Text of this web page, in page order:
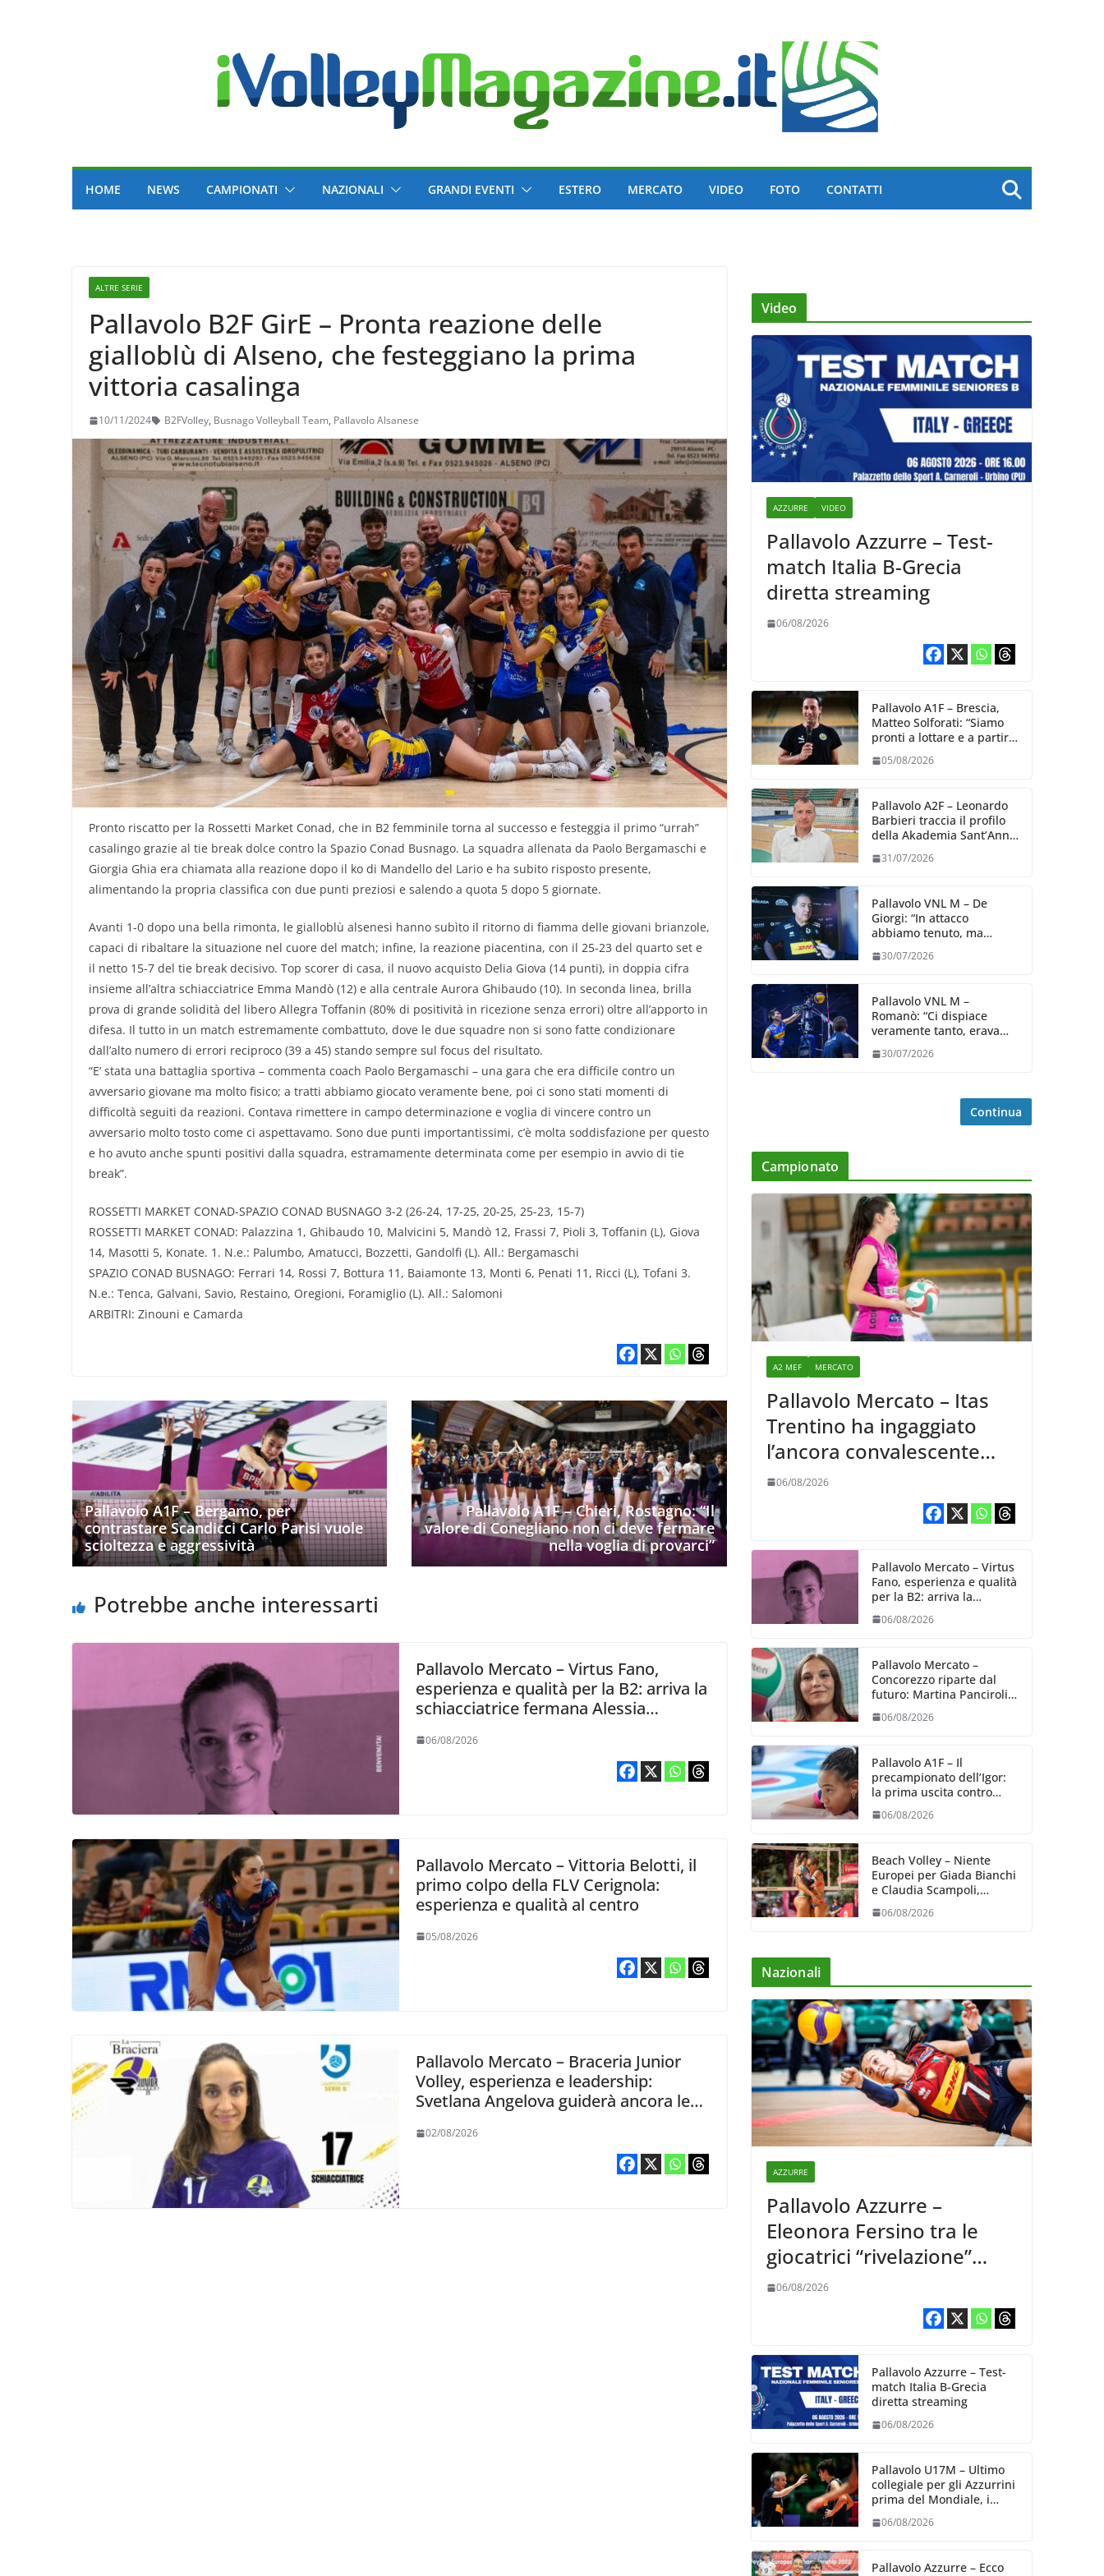
HOME NEWS CAMPIONATI NAZIONALI GRANDI EVENTI ESTERO MERCATO VIDEO FOTO CONTATTI
ALTRE SERIE
Pallavolo B2F GirE – Pronta reazione delle
gialloblù di Alseno, che festeggiano la prima
vittoria casalinga
10/11/2024 B2FVolley, Busnago Volleyball Team, Pallavolo Alsanese
Pronto riscatto per la Rossetti Market Conad, che in B2 femminile torna al successo e festeggia il primo “urrah”
casalingo grazie al tie break dolce contro la Spazio Conad Busnago. La squadra allenata da Paolo Bergamaschi e
Giorgia Ghia era chiamata alla reazione dopo il ko di Mandello del Lario e ha subito risposto presente,
alimentando la propria classifica con due punti preziosi e salendo a quota 5 dopo 5 giornate.
Avanti 1-0 dopo una bella rimonta, le gialloblù alsenesi hanno subìto il ritorno di fiamma delle giovani brianzole,
capaci di ribaltare la situazione nel cuore del match; infine, la reazione piacentina, con il 25-23 del quarto set e
il netto 15-7 del tie break decisivo. Top scorer di casa, il nuovo acquisto Delia Giova (14 punti), in doppia cifra
insieme all’altra schiacciatrice Emma Mandò (12) e alla centrale Aurora Ghibaudo (10). In seconda linea, brilla
prova di grande solidità del libero Allegra Toffanin (80% di positività in ricezione senza errori) oltre all’apporto in
difesa. Il tutto in un match estremamente combattuto, dove le due squadre non si sono fatte condizionare
dall’alto numero di errori reciproco (39 a 45) stando sempre sul focus del risultato.
“E’ stata una battaglia sportiva – commenta coach Paolo Bergamaschi – una gara che era difficile contro un
avversario giovane ma molto fisico; a tratti abbiamo giocato veramente bene, poi ci sono stati momenti di
difficoltà seguiti da reazioni. Contava rimettere in campo determinazione e voglia di vincere contro un
avversario molto tosto come ci aspettavamo. Sono due punti importantissimi, c’è molta soddisfazione per questo
e ho avuto anche spunti positivi dalla squadra, estramamente determinata come per esempio in avvio di tie
break”.
ROSSETTI MARKET CONAD-SPAZIO CONAD BUSNAGO 3-2 (26-24, 17-25, 20-25, 25-23, 15-7)
ROSSETTI MARKET CONAD: Palazzina 1, Ghibaudo 10, Malvicini 5, Mandò 12, Frassi 7, Pioli 3, Toffanin (L), Giova
14, Masotti 5, Konate. 1. N.e.: Palumbo, Amatucci, Bozzetti, Gandolfi (L). All.: Bergamaschi
SPAZIO CONAD BUSNAGO: Ferrari 14, Rossi 7, Bottura 11, Baiamonte 13, Monti 6, Penati 11, Ricci (L), Tofani 3.
N.e.: Tenca, Galvani, Savio, Restaino, Oregioni, Foramiglio (L). All.: Salomoni
ARBITRI: Zinouni e Camarda
Pallavolo A1F – Bergamo, per
contrastare Scandicci Carlo Parisi vuole
scioltezza e aggressività
Pallavolo A1F – Chieri, Rostagno: “Il
valore di Conegliano non ci deve fermare
nella voglia di provarci”
Potrebbe anche interessarti
Pallavolo Mercato – Virtus Fano,
esperienza e qualità per la B2: arriva la
schiacciatrice fermana Alessia
06/08/2026
Pallavolo Mercato – Vittoria Belotti, il
primo colpo della FLV Cerignola:
esperienza e qualità al centro
05/08/2026
Pallavolo Mercato – Braceria Junior
Volley, esperienza e leadership:
Svetlana Angelova guiderà ancora le
02/08/2026
Video
AZZURRE VIDEO
Pallavolo Azzurre – Test-
match Italia B-Grecia
diretta streaming
06/08/2026
Pallavolo A1F – Brescia,
Matteo Solforati: “Siamo
pronti a lottare e a partire
giorno”
05/08/2026
Pallavolo A2F – Leonardo
Barbieri traccia il profilo
della Akademia Sant’Anna
31/07/2026
Pallavolo VNL M – De
Giorgi: “In attacco
abbiamo tenuto, ma
dalla prestazione in
30/07/2026
Pallavolo VNL M –
Romanò: “Ci dispiace
veramente tanto, eravamo
impareremo”
30/07/2026
Continua
Campionato
A2 MEF MERCATO
Pallavolo Mercato – Itas
Trentino ha ingaggiato
l’ancora convalescente
Alexandra Ravarini
06/08/2026
Pallavolo Mercato – Virtus
Fano, esperienza e qualità
per la B2: arriva la
schiacciatrice fermana
Alessia Castellucci
06/08/2026
Pallavolo Mercato –
Concorezzo riparte dal
futuro: Martina Panciroli è
il primo acquisto
06/08/2026
Pallavolo A1F – Il
precampionato dell’Igor:
la prima uscita contro
Bergamo (04/09)
06/08/2026
Beach Volley – Niente
Europei per Giada Bianchi
e Claudia Scampoli,
costrette al forfait
06/08/2026
Nazionali
AZZURRE
Pallavolo Azzurre –
Eleonora Fersino tra le
giocatrici “rivelazione”
della VNL 2026 per
06/08/2026
Pallavolo Azzurre – Test-
match Italia B-Grecia
diretta streaming
06/08/2026
Pallavolo U17M – Ultimo
collegiale per gli Azzurrini
prima del Mondiale, i
06/08/2026
Pallavolo Azzurre – Ecco